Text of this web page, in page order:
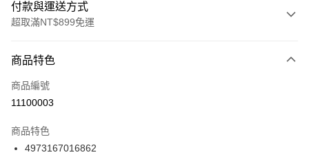
付款與運送方式
超取滿NT$899免運
信用卡一次付款
信用卡分期付款
合作金庫商業銀行
華南商業銀行
商品特色
商品編號
11100003
商品特色
4973167016862